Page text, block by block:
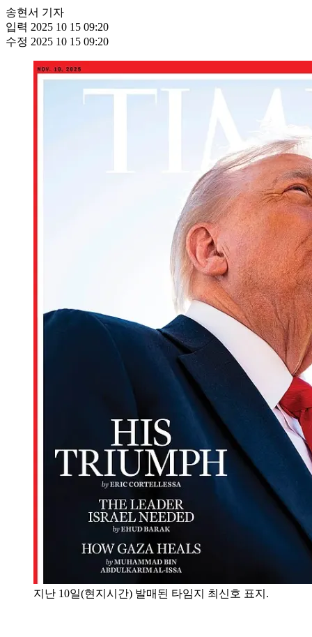
송현서 기자
입력 2025 10 15 09:20
수정 2025 10 15 09:20
지난 10일(현지시간) 발매된 타임지 최신호 표지.